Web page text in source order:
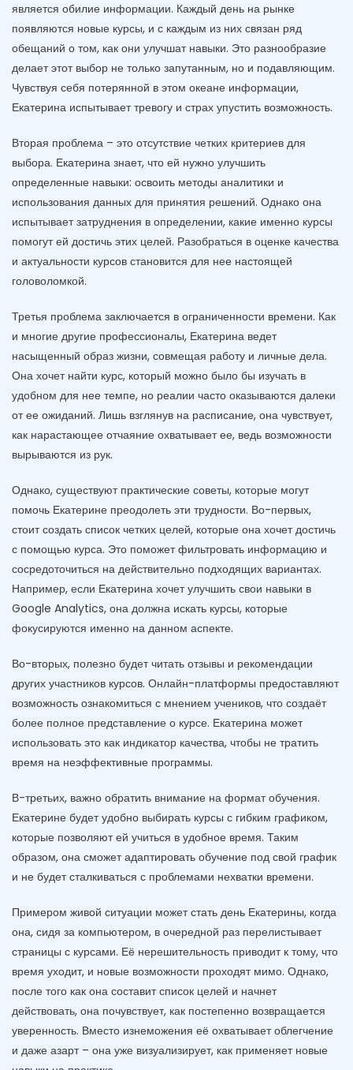
является обилие информации. Каждый день на рынке
появляются новые курсы, и с каждым из них связан ряд
обещаний о том, как они улучшат навыки. Это разнообразие
делает этот выбор не только запутанным, но и подавляющим.
Чувствуя себя потерянной в этом океане информации,
Екатерина испытывает тревогу и страх упустить возможность.
Вторая проблема – это отсутствие четких критериев для
выбора. Екатерина знает, что ей нужно улучшить
определенные навыки: освоить методы аналитики и
использования данных для принятия решений. Однако она
испытывает затруднения в определении, какие именно курсы
помогут ей достичь этих целей. Разобраться в оценке качества
и актуальности курсов становится для нее настоящей
головоломкой.
Третья проблема заключается в ограниченности времени. Как
и многие другие профессионалы, Екатерина ведет
насыщенный образ жизни, совмещая работу и личные дела.
Она хочет найти курс, который можно было бы изучать в
удобном для нее темпе, но реалии часто оказываются далеки
от ее ожиданий. Лишь взглянув на расписание, она чувствует,
как нарастающее отчаяние охватывает ее, ведь возможности
вырываются из рук.
Однако, существуют практические советы, которые могут
помочь Екатерине преодолеть эти трудности. Во-первых,
стоит создать список четких целей, которые она хочет достичь
с помощью курса. Это поможет фильтровать информацию и
сосредоточиться на действительно подходящих вариантах.
Например, если Екатерина хочет улучшить свои навыки в
Google Analytics, она должна искать курсы, которые
фокусируются именно на данном аспекте.
Во-вторых, полезно будет читать отзывы и рекомендации
других участников курсов. Онлайн-платформы предоставляют
возможность ознакомиться с мнением учеников, что создаёт
более полное представление о курсе. Екатерина может
использовать это как индикатор качества, чтобы не тратить
время на неэффективные программы.
В-третьих, важно обратить внимание на формат обучения.
Екатерине будет удобно выбирать курсы с гибким графиком,
которые позволяют ей учиться в удобное время. Таким
образом, она сможет адаптировать обучение под свой график
и не будет сталкиваться с проблемами нехватки времени.
Примером живой ситуации может стать день Екатерины, когда
она, сидя за компьютером, в очередной раз перелистывает
страницы с курсами. Её нерешительность приводит к тому, что
время уходит, и новые возможности проходят мимо. Однако,
после того как она составит список целей и начнет
действовать, она почувствует, как постепенно возвращается
уверенность. Вместо изнеможения её охватывает облегчение
и даже азарт – она уже визуализирует, как применяет новые